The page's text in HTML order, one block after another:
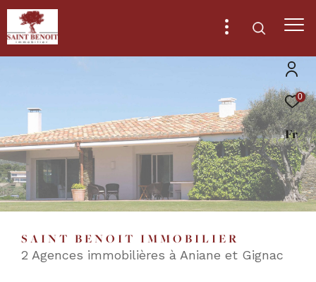
0
Fr
SAINT BENOIT IMMOBILIER
2 Agences immobilières à Aniane et Gignac
Effectuer
une
recherche
trouver
bien
qui
Type
d'offre
Vente
Type
de
bien
Type de bien